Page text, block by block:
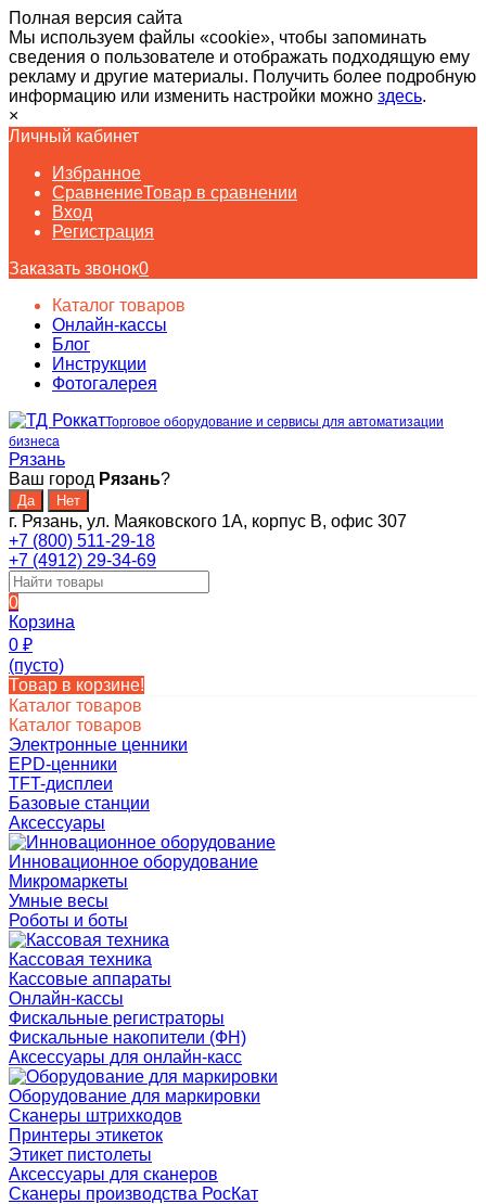
Полная версия сайта
Мы используем файлы «cookie», чтобы запоминать
сведения о пользователе и отображать подходящую ему
рекламу и другие материалы. Получить более подробную
информацию или изменить настройки можно здесь.
×
Личный кабинет
Избранное
СравнениеТовар в сравнении
Вход
Регистрация
Заказать звонок0
Каталог товаров
Онлайн-кассы
Блог
Инструкции
Фотогалерея
Торговое оборудование и сервисы для автоматизации
бизнеса
Рязань
Ваш город Рязань?
г. Рязань, ул. Маяковского 1А, корпус B, офис 307
+7 (800) 511-29-18
+7 (4912) 29-34-69
0
Корзина
0 ₽
(пусто)
Товар в корзине!
Каталог товаров
Каталог товаров
Электронные ценники
EPD-ценники
TFT-дисплеи
Базовые станции
Аксессуары
Инновационное оборудование
Микромаркеты
Умные весы
Роботы и боты
Кассовая техника
Кассовые аппараты
Онлайн-кассы
Фискальные регистраторы
Фискальные накопители (ФН)
Аксессуары для онлайн-касс
Оборудование для маркировки
Сканеры штрихкодов
Принтеры этикеток
Этикет пистолеты
Аксессуары для сканеров
Сканеры производства РосКат